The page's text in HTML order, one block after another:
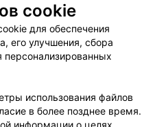
Способы оплаты
сервиса
соглашение
сотрудничества
relax.by
cookie
для обеспечения
его улучшения, сбора
персонализированных
использования файлов
в более позднее время.
информации о целях,